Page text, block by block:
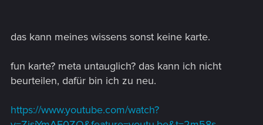
das kann meines wissens sonst keine karte.
fun karte? meta untauglich? das kann ich nicht
beurteilen, dafür bin ich zu neu.
https://www.youtube.com/watch?